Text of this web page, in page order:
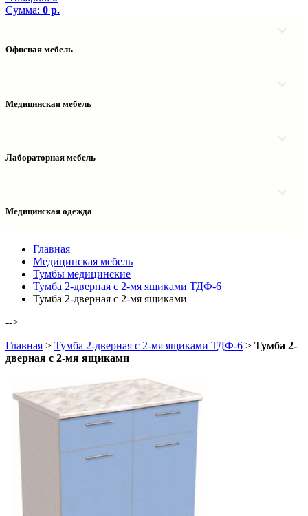
Сумма: 0 р.
Офисная мебель
Надстройки
Столы рабочие
Шкафы колонки
Медицинская мебель
Шкафы колонки медицинские
Лабораторная мебель
Тумбы мойки лабораторные
Медицинская одежда
Главная
Медицинская мебель
Тумбы медицинские
Тумба 2-дверная с 2-мя ящиками ТДФ-6
Тумба 2-дверная с 2-мя ящиками
-->
Главная > Тумба 2-дверная с 2-мя ящиками ТДФ-6 > Тумба 2-
дверная с 2-мя ящиками